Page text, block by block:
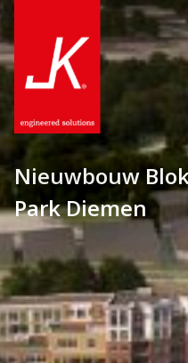
Nieuwbouw
Park Diemen